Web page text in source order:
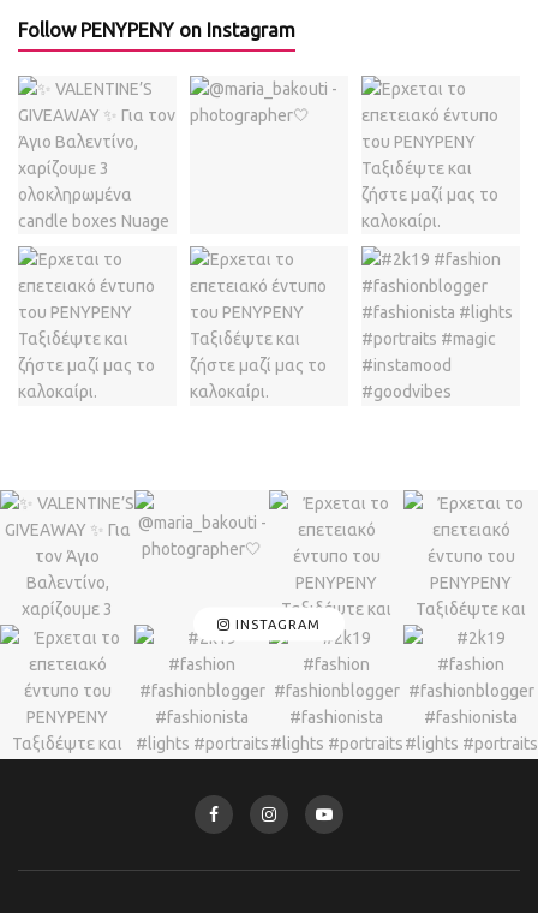
Follow PENYPENY on Instagram
INSTAGRAM